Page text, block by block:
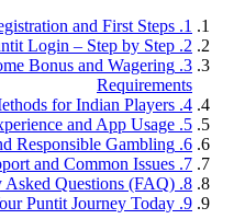
1. Getting Started – Registration and First Steps
2. How to Perform the Puntit Login – Step by Step
Bonus and Wagering
Requirements
4. Payment Methods for Indian Players
5. Mobile Experience and App Usage
6. Security, Licensing and Responsible Gambling
7. Customer Support and Common Issues
8. Frequently Asked Questions (FAQ)
9. Start Your Puntit Journey Today